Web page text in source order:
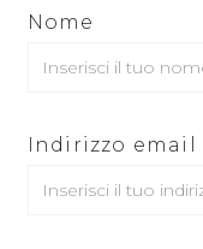
Nome
Indirizzo email